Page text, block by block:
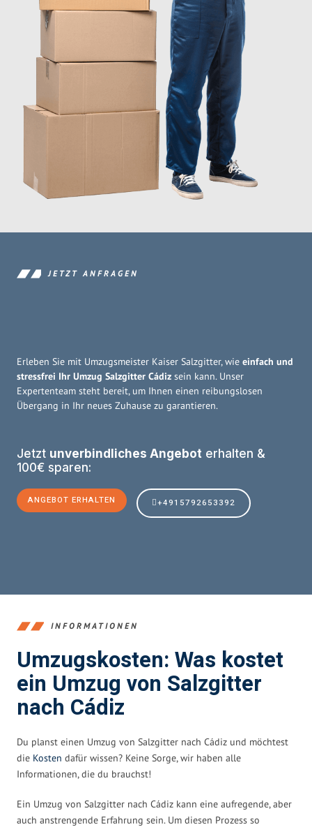
JETZT ANFRAGEN
Erleben Sie mit Umzugsmeister Kaiser Salzgitter, wie einfach und
stressfrei Ihr Umzug Salzgitter Cádiz sein kann. Unser
Expertenteam steht bereit, um Ihnen einen reibungslosen
Übergang in Ihr neues Zuhause zu garantieren.
Jetzt unverbindliches Angebot erhalten &
100€ sparen:
ANGEBOT ERHALTEN +4915792653392
INFORMATIONEN
Umzugskosten: Was kostet
ein Umzug von Salzgitter
nach Cádiz
Du planst einen Umzug von Salzgitter nach Cádiz und möchtest
die Kosten dafür wissen? Keine Sorge, wir haben alle
Informationen, die du brauchst!
Ein Umzug von Salzgitter nach Cádiz kann eine aufregende, aber
auch anstrengende Erfahrung sein. Um diesen Prozess so